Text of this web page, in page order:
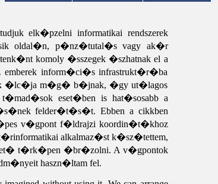
elk�pzelni informatikai rendszerek
oldal�n, p�nz�tutal�s vagy ak�r
komoly �sszegek �szhatnak el a
emberek inform�ci�s infrastrukt�r�ba
�lc�ja m�g� b�jnak, �gy ut�lagos
eset�ben is hat�sosabb a
felder�t�s�t. Ebben a cikkben
v�gpont f�ldrajzi koordin�t�khoz
alkalmaz�st k�sz�tettem,
t�rk�pen �br�zolni. A v�gpontok
haszn�ltam fel.